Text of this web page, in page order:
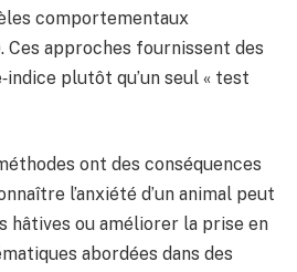
comportementaux
Ces approches fournissent des
plutôt qu’un seul « test
ont des conséquences
l’anxiété d’un animal peut
hâtives ou améliorer la prise en
abordées dans des